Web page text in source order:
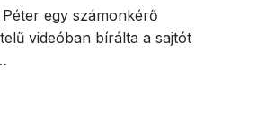
Péter egy számonkérő
videóban bírálta a sajtót